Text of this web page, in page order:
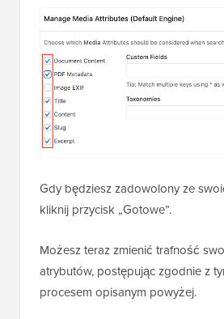
Gdy będziesz zadowolony ze
kliknij przycisk „Gotowe”.
Możesz teraz zmienić trafność
atrybutów, postępując zgodnie z
procesem opisanym powyżej.